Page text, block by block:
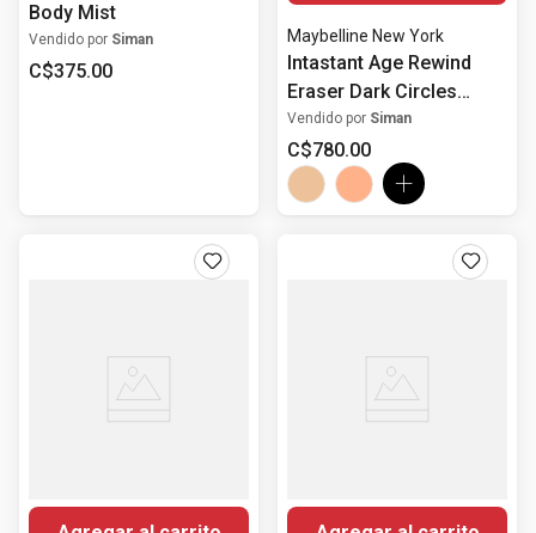
Body Mist
Vendido por Siman
C$375.00
Maybelline New York
Intastant Age Rewind
Eraser Dark Circles
Treatment Concealer
Vendido por Siman
C$780.00